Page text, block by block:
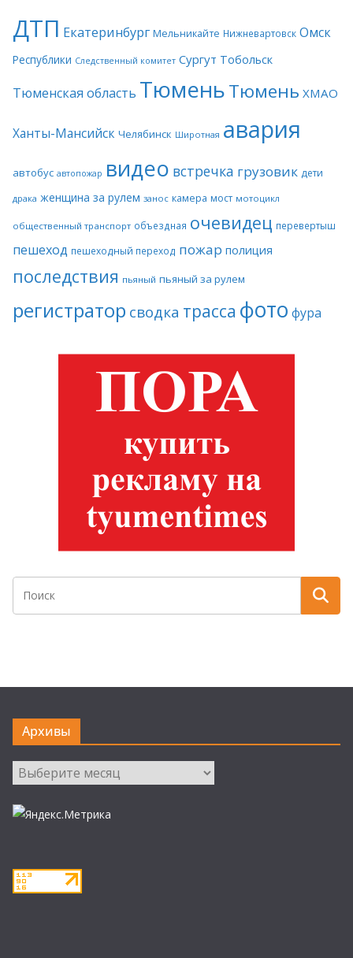
ДТП Екатеринбург Мельникайте Нижневартовск Омск
Республики Следственный комитет Сургут Тобольск
Тюменская область ТюменьТюмень ХМАО
Ханты-Мансийск Челябинск Широтная авария
автобус автопожар видео встречка грузовик дети
драка женщина за рулем занос камера мост мотоцикл
общественный транспорт объездная очевидец перевертыш
пешеход пешеходный переход пожар полиция
последствия пьяный пьяный за рулем
регистратор сводка трасса фото фура
Архивы
Архивы